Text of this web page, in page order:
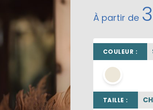
À partir de
COULEUR :
TAILLE :